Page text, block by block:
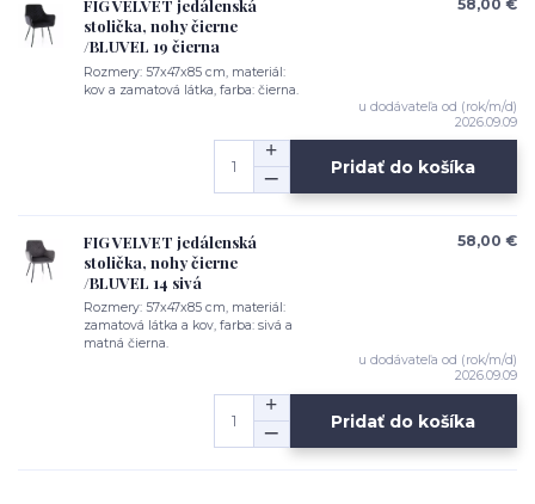
FIG VELVET jedálenská
stolička, nohy čierne
/BLUVEL 19 čierna
Rozmery: 57x47x85 cm, materiál:
kov a zamatová látka, farba: čierna.
58,00 €
u dodávateľa od (rok/m/d)
2026.09.09
Pridať do košíka
FIG VELVET jedálenská
stolička, nohy čierne
/BLUVEL 14 sivá
Rozmery: 57x47x85 cm, materiál:
zamatová látka a kov, farba: sivá a
matná čierna.
58,00 €
u dodávateľa od (rok/m/d)
2026.09.09
Pridať do košíka